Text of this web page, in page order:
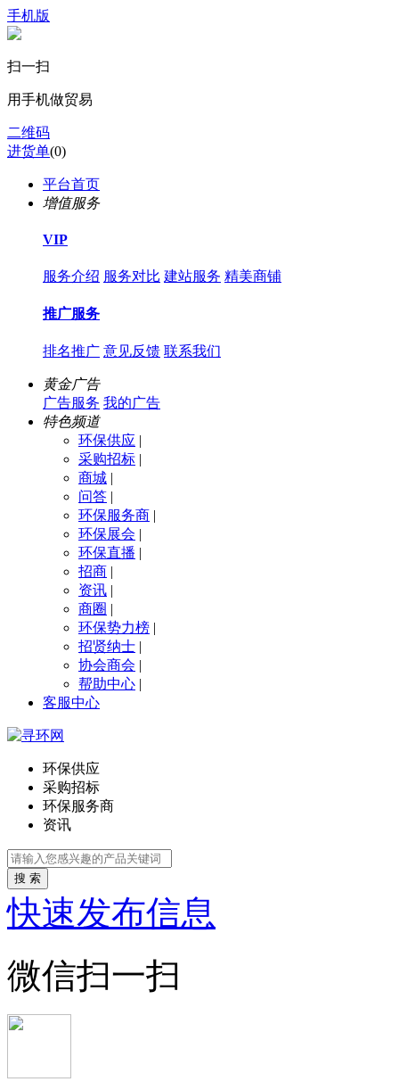
手机版
扫一扫
用手机做贸易
二维码
进货单(0)
平台首页
增值服务
VIP
服务介绍 服务对比 建站服务 精美商铺
推广服务
排名推广 意见反馈 联系我们
黄金广告
广告服务 我的广告
特色频道
环保供应 |
采购招标 |
商城 |
问答 |
环保服务商 |
环保展会 |
环保直播 |
招商 |
资讯 |
商圈 |
环保势力榜 |
招贤纳士 |
协会商会 |
帮助中心 |
客服中心
环保供应
采购招标
环保服务商
资讯
搜 索
快速发布信息
微信扫一扫